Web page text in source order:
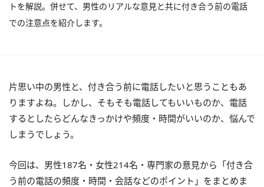
トを解説。併せて、男性のリアルな意見と共に付き合う前の電話
での注意点を紹介します。
片思い中の男性と、付き合う前に電話したいと思うこともあ
りますよね。しかし、そもそも電話してもいいものか、電話
するとしたらどんなきっかけや頻度・時間がいいのか、悩んで
しまうでしょう。
今回は、男性187名・女性214名・専門家の意見から「付き合
う前の電話の頻度・時間・会話などのポイント」をまとめま